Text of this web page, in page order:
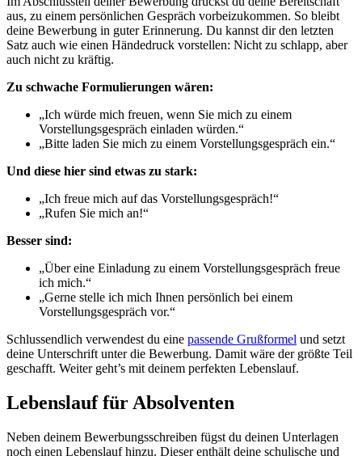
aus, zu einem persönlichen Gespräch vorbeizukommen. So bleibt
deine Bewerbung in guter Erinnerung. Du kannst dir den letzten
Satz auch wie einen Händedruck vorstellen: Nicht zu schlapp, aber
auch nicht zu kräftig.
Zu schwache Formulierungen wären:
„Ich würde mich freuen, wenn Sie mich zu einem
Vorstellungsgespräch einladen würden.“
„Bitte laden Sie mich zu einem Vorstellungsgespräch ein.“
Und diese hier sind etwas zu stark:
„Ich freue mich auf das Vorstellungsgespräch!“
„Rufen Sie mich an!“
Besser sind:
„Über eine Einladung zu einem Vorstellungsgespräch freue
ich mich.“
„Gerne stelle ich mich Ihnen persönlich bei einem
Vorstellungsgespräch vor.“
Schlussendlich verwendest du eine passende Grußformel und setzt
deine Unterschrift unter die Bewerbung. Damit wäre der größte Teil
geschafft. Weiter geht’s mit deinem perfekten Lebenslauf.
Lebenslauf für Absolventen
Neben deinem Bewerbungsschreiben fügst du deinen Unterlagen
noch einen Lebenslauf hinzu. Dieser enthält deine schulische und